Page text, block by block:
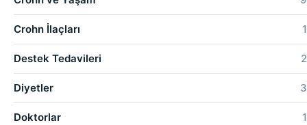
Crohn İlaçları 1
Destek Tedavileri 2
Diyetler 3
Doktorlar 1